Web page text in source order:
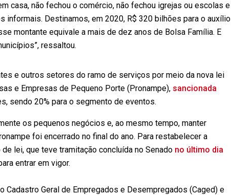
casa, não fechou o comércio, não fechou igrejas ou escolas e
informais. Destinamos, em 2020, R$ 320 bilhões para o auxílio
montante equivale a mais de dez anos de Bolsa Família. E
ressaltou.
e outros setores do ramo de serviços por meio da nova lei
e Empresas de Pequeno Porte (Pronampe), sancionada
sendo 20% para o segmento de eventos.
os pequenos negócios e, ao mesmo tempo, manter
foi encerrado no final do ano. Para restabelecer a
lei, que teve tramitação concluída no Senado no último dia
entrar em vigor.
Cadastro Geral de Empregados e Desempregados (Caged) e